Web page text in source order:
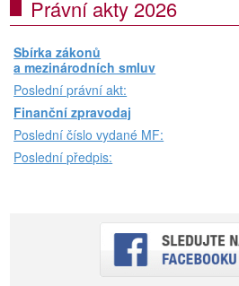
Právní akty 2026
Sbírka zákonů
a mezinárodních smluv
Poslední právní akt:
Finanční zpravodaj
Poslední číslo vydané MF:
Poslední předpis: